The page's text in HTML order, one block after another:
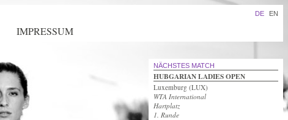
EN
DE
IMPRESSUM
NÄCHSTES MATCH
HUBGARIAN LADIES OPEN
Luxemburg (LUX)
WTA International
Hartplatz
1. Runde